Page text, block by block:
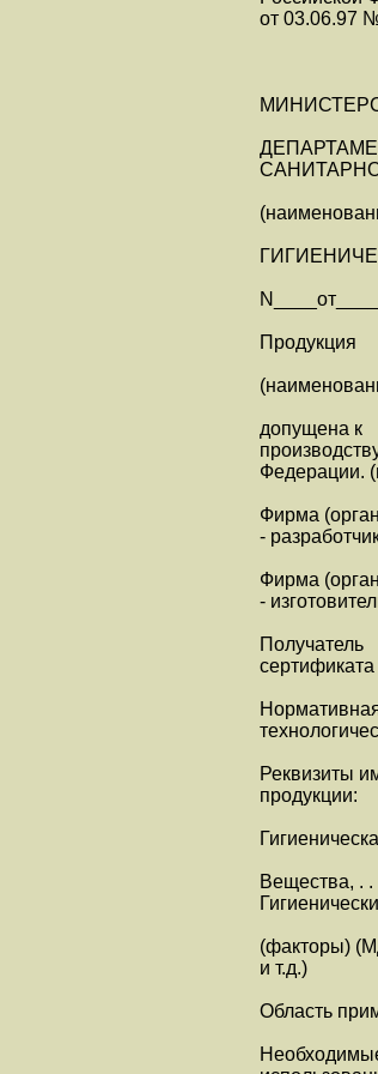
от 03.06.97
Продукция
допущена к
Федерации.
Фирма
-
Фирма
-
Получатель
сертификата
Реквизиты
продукции:
Вещества, . .
(факторы)
и т.д.)
Область